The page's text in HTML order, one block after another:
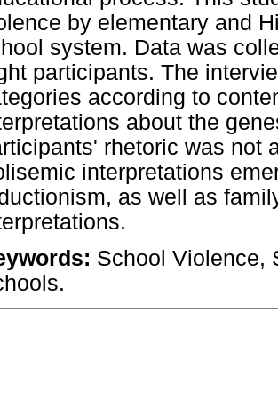
by elementary and
system. Data was
participants. The
according to
about the
rhetoric was not
interpretations
as well as
School Violence,